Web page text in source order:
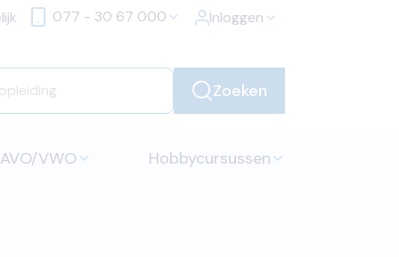
077 - 30 67 000 Inloggen
Zoeken
VWO Hobbycursussen